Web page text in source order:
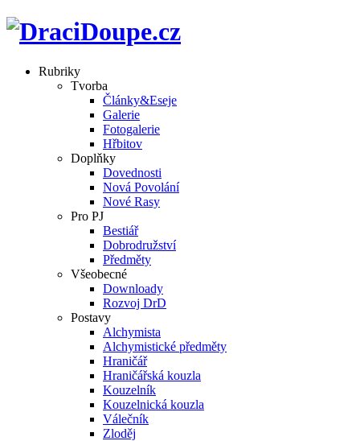
Rubriky
Tvorba
Články&Eseje
Galerie
Fotogalerie
Hřbitov
Doplňky
Dovednosti
Nová Povolání
Nové Rasy
Pro PJ
Bestiář
Dobrodružství
Předměty
Všeobecné
Downloady
Rozvoj DrD
Postavy
Alchymista
Alchymistické předměty
Hraničář
Hraničářská kouzla
Kouzelník
Kouzelnická kouzla
Válečník
Zloděj